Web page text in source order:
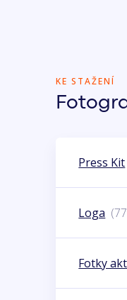
KE STAŽENÍ
Press Kit
Loga
Fotky